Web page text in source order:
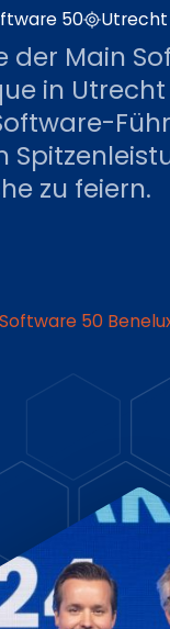
50 Utrecht
der Main
in
zu feiern.
50